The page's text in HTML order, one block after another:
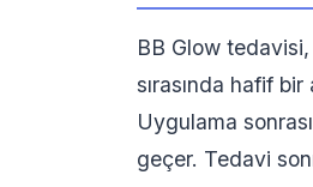
BB Glow
sırasında hafif
Uygulama
geçer. Tedavi